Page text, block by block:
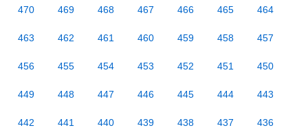
470 469 468 467 466 465 464
463 462 461 460 459 458 457
456 455 454 453 452 451 450
449 448 447 446 445 444 443
442 441 440 439 438 437 436